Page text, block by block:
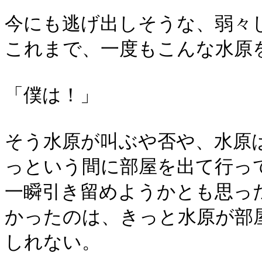
今にも逃げ出しそうな、弱々
これまで、一度もこんな水
「僕は！」
そう水原が叫ぶや否や、水
っという間に部屋を出て行っ
一瞬引き留めようかとも思
かったのは、きっと水原が
しれない。